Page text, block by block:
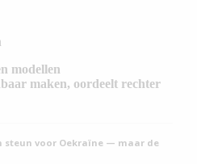
steun voor Oekraïne — maar de